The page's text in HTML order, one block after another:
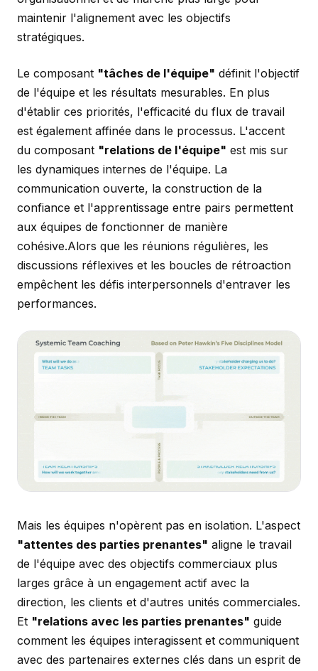
maintenir l'alignement avec les objectifs
stratégiques.
Le composant "tâches de l'équipe" définit l'objectif
de l'équipe et les résultats mesurables. En plus
d'établir ces priorités, l'efficacité du flux de travail
est également affinée dans le processus. L'accent
du composant "relations de l'équipe" est mis sur
les dynamiques internes de l'équipe. La
communication ouverte, la construction de la
confiance et l'apprentissage entre pairs permettent
aux équipes de fonctionner de manière
cohésive.Alors que les réunions régulières, les
discussions réflexives et les boucles de rétroaction
empêchent les défis interpersonnels d'entraver les
performances.
Mais les équipes n'opèrent pas en isolation. L'aspect
"attentes des parties prenantes" aligne le travail
de l'équipe avec des objectifs commerciaux plus
larges grâce à un engagement actif avec la
direction, les clients et d'autres unités commerciales.
Et "relations avec les parties prenantes" guide
comment les équipes interagissent et communiquent
avec des partenaires externes clés dans un esprit de